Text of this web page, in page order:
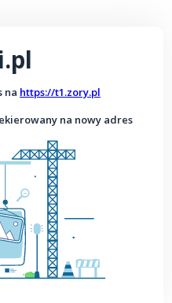
na https://t1.zory.pl
na nowy adres